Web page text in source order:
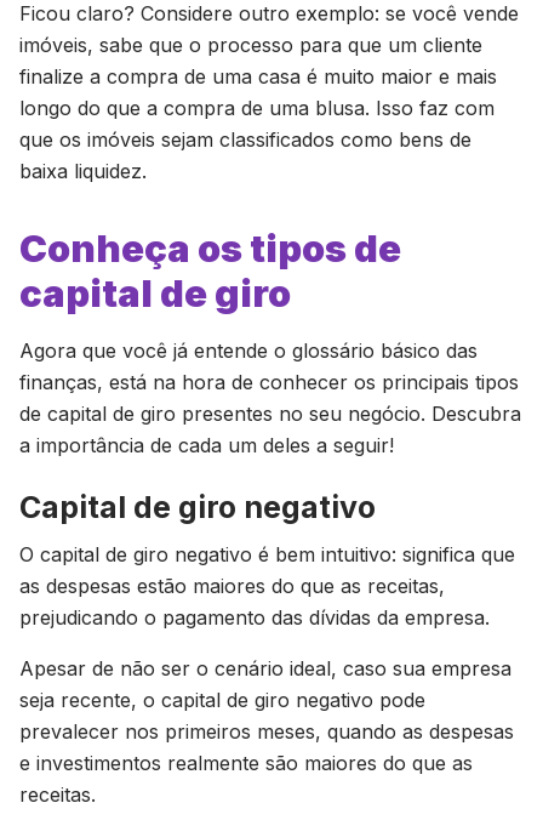
Ficou claro? Considere outro exemplo: se você vende
imóveis, sabe que o processo para que um cliente
finalize a compra de uma casa é muito maior e mais
longo do que a compra de uma blusa. Isso faz com
que os imóveis sejam classificados como bens de
baixa liquidez.
Conheça os tipos de
capital de giro
Agora que você já entende o glossário básico das
finanças, está na hora de conhecer os principais tipos
de capital de giro presentes no seu negócio. Descubra
a importância de cada um deles a seguir!
Capital de giro negativo
O capital de giro negativo é bem intuitivo: significa que
as despesas estão maiores do que as receitas,
prejudicando o pagamento das dívidas da empresa.
Apesar de não ser o cenário ideal, caso sua empresa
seja recente, o capital de giro negativo pode
prevalecer nos primeiros meses, quando as despesas
e investimentos realmente são maiores do que as
receitas.